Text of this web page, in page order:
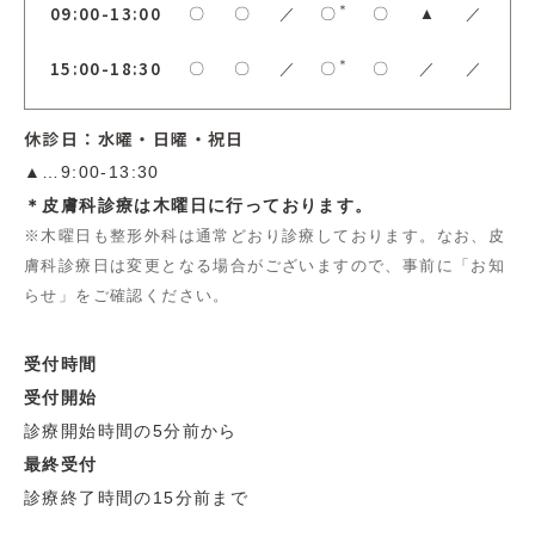
09:00-13:00 〇 〇 ／ 〇 ＊ 〇 ▲ ／
15:00-18:30 〇 〇 ／ 〇 ＊ 〇 ／ ／
休診日：水曜・日曜・祝日
▲…9:00-13:30
＊皮膚科診療は木曜日に行っております。
※木曜日も整形外科は通常どおり診療しております。なお、皮
膚科診療日は変更となる場合がございますので、事前に「お知
らせ」をご確認ください。
受付時間
受付開始
診療開始時間の5分前から
最終受付
診療終了時間の15分前まで